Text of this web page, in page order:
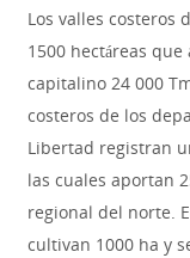
Los valles costeros
1500 hectáreas
capitalino 24 000
costeros de los
Libertad registran
las cuales aportan
regional del norte.
cultivan 1000 ha y